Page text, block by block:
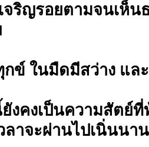
จริญรอยตามจนเห็
ข์ ในมืดมีสว่าง แล
งคงเป็นความสัตย์ที่
ลาจะผ่านไปเนิ่นนา